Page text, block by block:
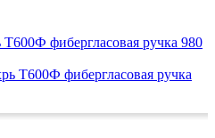
фибергласовая ручка 980